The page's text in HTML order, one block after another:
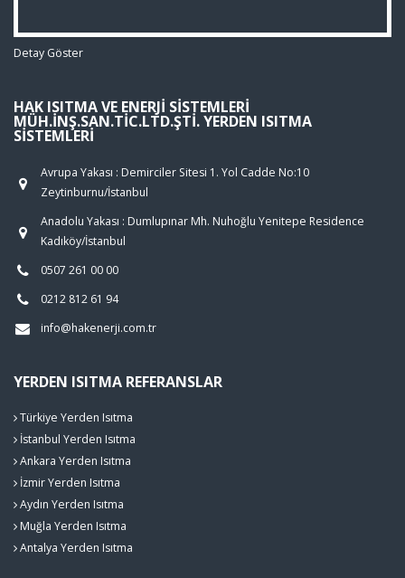
Detay Göster
HAK ISITMA VE ENERJI SISTEMLERI
MÜH.İNŞ.SAN.TIC.LTD.ŞTI. YERDEN ISITMA
SISTEMLERI
Avrupa Yakası : Demirciler Sitesi 1. Yol Cadde No:10
Zeytinburnu/İstanbul
Anadolu Yakası : Dumlupınar Mh. Nuhoğlu Yenitepe Residence
Kadıköy/İstanbul
0507 261 00 00
0212 812 61 94
info@hakenerji.com.tr
YERDEN ISITMA REFERANSLAR
Türkiye Yerden Isıtma
İstanbul Yerden Isıtma
Ankara Yerden Isıtma
İzmir Yerden Isıtma
Aydın Yerden Isıtma
Muğla Yerden Isıtma
Antalya Yerden Isıtma